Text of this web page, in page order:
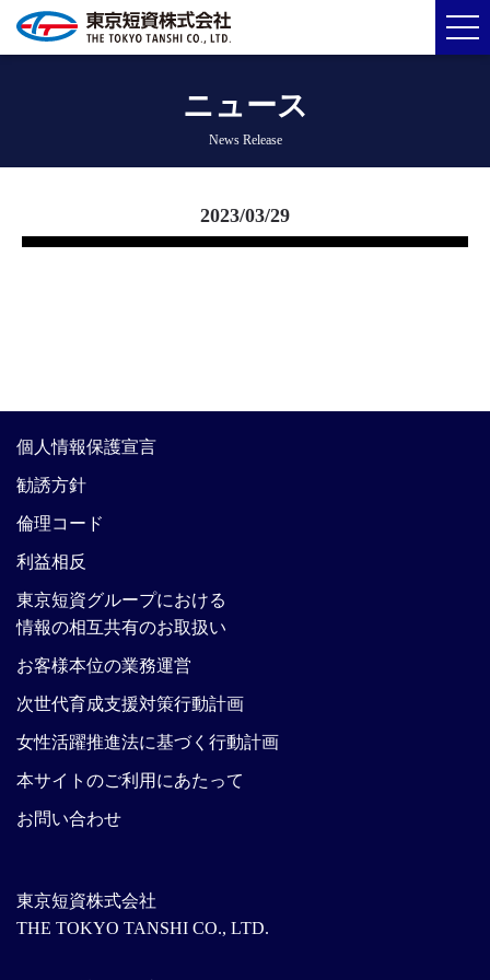
ニュース
News Release
2023/03/29
東京短資株式会社
THE TOKYO TANSHI CO., LTD.
個人情報保護宣言
勧誘方針
倫理コード
利益相反
東京短資グループにおける
情報の相互共有のお取扱い
お客様本位の業務運営
次世代育成支援対策行動計画
女性活躍推進法に基づく行動計画
本サイトのご利用にあたって
お問い合わせ